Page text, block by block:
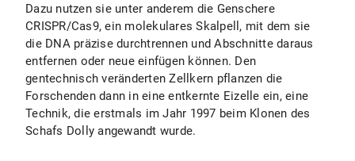
Dazu nutzen sie unter anderem die Genschere
CRISPR/Cas9, ein molekulares Skalpell, mit dem sie
die DNA präzise durchtrennen und Abschnitte daraus
entfernen oder neue einfügen können. Den
gentechnisch veränderten Zellkern pflanzen die
Forschenden dann in eine entkernte Eizelle ein, eine
Technik, die erstmals im Jahr 1997 beim Klonen des
Schafs Dolly angewandt wurde.